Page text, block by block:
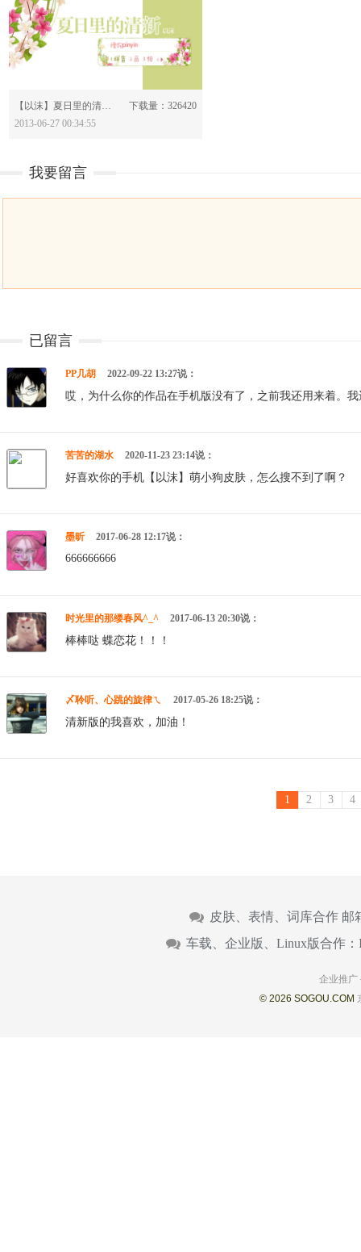
分享：
【以沫】夏日里的清新-455868
下载量：326420
2013-06-27 00:34:55
我要留言
已留言
PP几胡 2022-09-22 13:27说：
哎，为什么你的作品在手机版没有了，之前我还用来着。
苦苦的湖水 2020-11-23 23:14说：
好喜欢你的手机【以沫】萌小狗皮肤，怎么搜不到了啊？
墨昕 2017-06-28 12:17说：
666666666
时光里的那缕春风^_^ 2017-06-13 20:30说：
棒棒哒 蝶恋花！！！
〆聆听、心跳的旋律ㄟ 2017-05-26 18:25说：
清新版的我喜欢，加油！
1 2 3 4
皮肤、表情、词库合作 邮
车载、企业版、Linux版合作：
企业推广
© 2026 SOGOU.COM